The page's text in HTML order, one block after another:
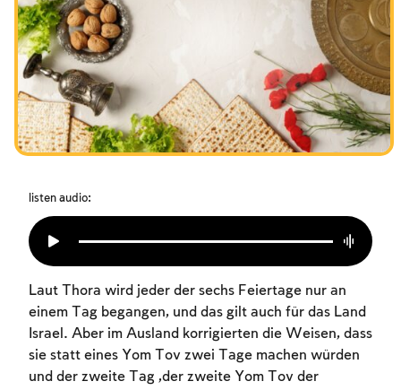
Das Fasten der Zerstörung
Amtseinführung
Purim
listen audio:
Laut Thora wird jeder der sechs Feiertage nur an
einem Tag begangen, und das gilt auch für das Land
Israel. Aber im Ausland korrigierten die Weisen, dass
sie statt eines Yom Tov zwei Tage machen würden
und der zweite Tag „der zweite Yom Tov der